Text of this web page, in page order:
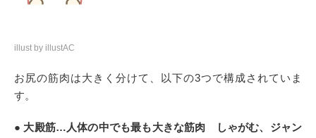
illust by illustAC
お尻の筋肉は大きく分けて、以下の3つで構成されていま
す。
● 大殿筋…人体の中でも最も大きな筋肉 しゃがむ、ジャン